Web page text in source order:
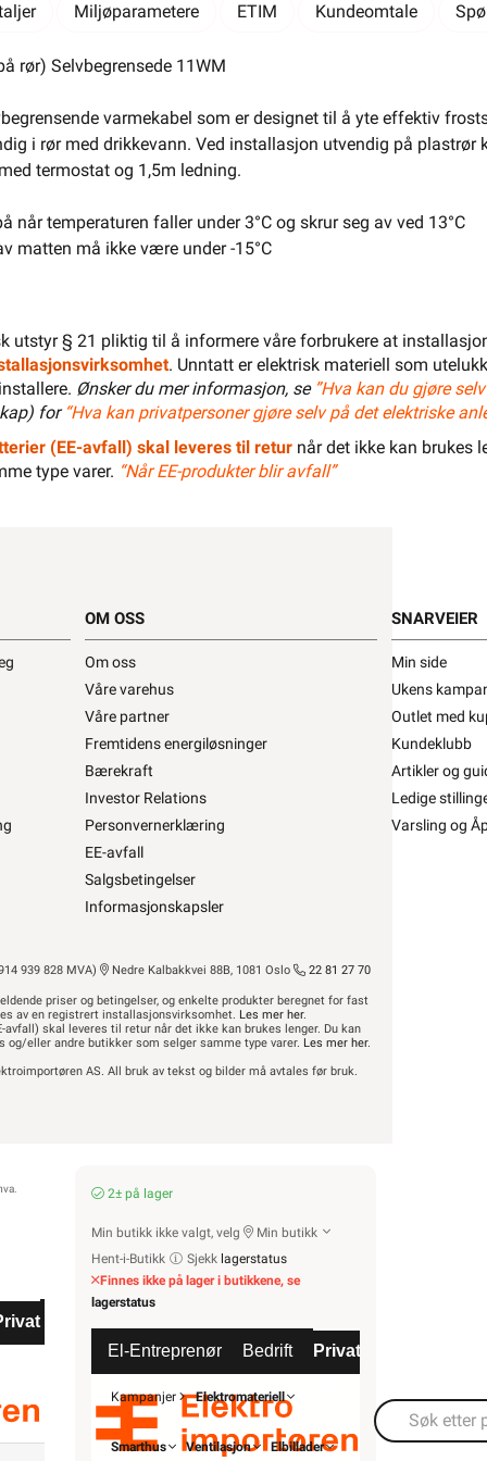
LEGG I HANDLEKURV
Meld feil i produktinformasjonen?
å kunne inngå i et fast elektrisk anlegg, kan kun installeres
registrert installasjonsvirksomhet
132w
kan monteres utenpå rør som tradisjonell
i hele rørets lengde. Dette vil sikre en god
av ved 13°C
å kunne inngå i et fast elektrisk anlegg
kan kun
i faste teleinstallasjoner, og elektrisk materiell
anlegget?”
dette gratis i en av våre varehus og/eller
Miljøparametere ETIM Kundeomtale
rør) Selvbegrensede 11WM
varmekabel som er designet til å yte effektiv
i rør med drikkevann. Ved installasjon utvendig på plastrør
termostat og 1,5m ledning.
når temperaturen faller under 3°C og skrur seg av ved 13°C
matten må ikke være under -15°C
utstyr § 21 pliktig til å informere våre forbrukere at
. Unntatt er elektrisk materiell som
Ønsker du mer informasjon, se ”Hva kan du gjøre
for “Hva kan privatpersoner gjøre selv på det elektriske
(EE-avfall) skal leveres til retur når det ikke kan brukes
type varer. “Når EE-produkter blir avfall”
OM OSS
Om oss
Våre varehus
Våre partner
Fremtidens energiløsninger
Bærekraft
Investor Relations
Personvernerklæring
EE-avfall
Salgsbetingelser
Informasjonskapsler
SNARVEIER
Min side
Ukens
Outlet med
Kundeklubb
Artikler og
Ledige
Varsling og
939 828 MVA) Nedre Kalbakkvei 88B, 1081 Oslo 22 81 27 70
priser og betingelser, og enkelte produkter beregnet for fast
av en registrert installasjonsvirksomhet. Les mer her.
skal leveres til retur når det ikke kan brukes lenger. Du kan
og/eller andre butikker som selger samme type varer. Les mer her.
AS. All bruk av tekst og bilder må avtales før bruk.
2± på lager
Min butikk ikke valgt, velg
Min butikk
Hent-i-Butikk
Sjekk lagerstatus
Finnes ikke på lager i butikkene, se
lagerstatus
El-Entreprenør Bedrift Privat
Kampanjer Elektromateriell
Smarthus Ventilasjon Elbillader
Din butikk
Finn butikk Finn elektriker Logg inn
Varemerker
vannr. 12m 132w •